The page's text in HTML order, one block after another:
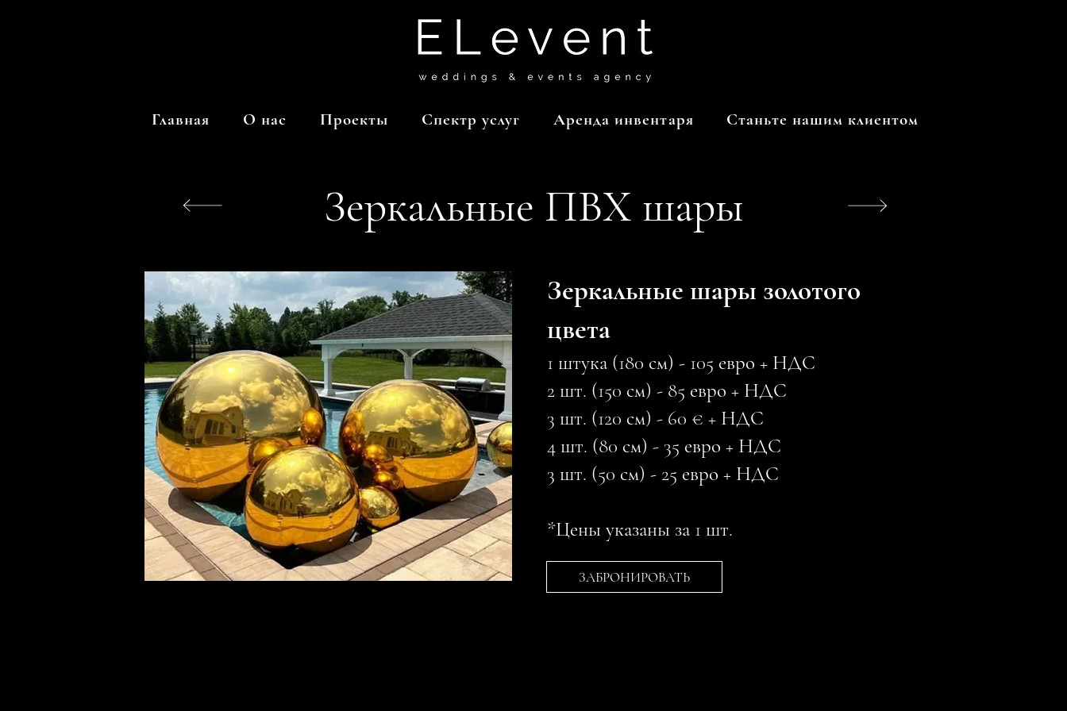
Главная О нас Проекты Спектр услуг Аренда инвентаря Станьте нашим клиентом
Зеркальные ПВХ шары
Зеркальные шары золотого
цвета
1 штука (180 см) - 105 евро + НДС
2 шт. (150 см) - 85 евро + НДС
3 шт. (120 см) - 60 € + НДС
4 шт. (80 см) - 35 евро + НДС
3 шт. (50 см) - 25 евро + НДС
*Цены указаны за 1 шт.
ЗАБРОНИРОВАТЬ